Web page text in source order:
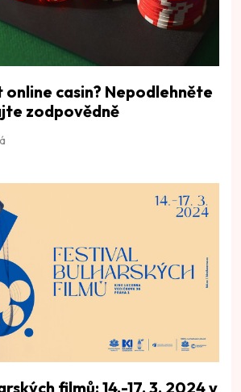
online casin? Nepodlehněte
zodpovědně
filmů: 14.-17. 3. 2024 v